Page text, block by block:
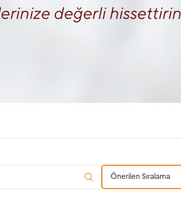
Önerilen Sıralama